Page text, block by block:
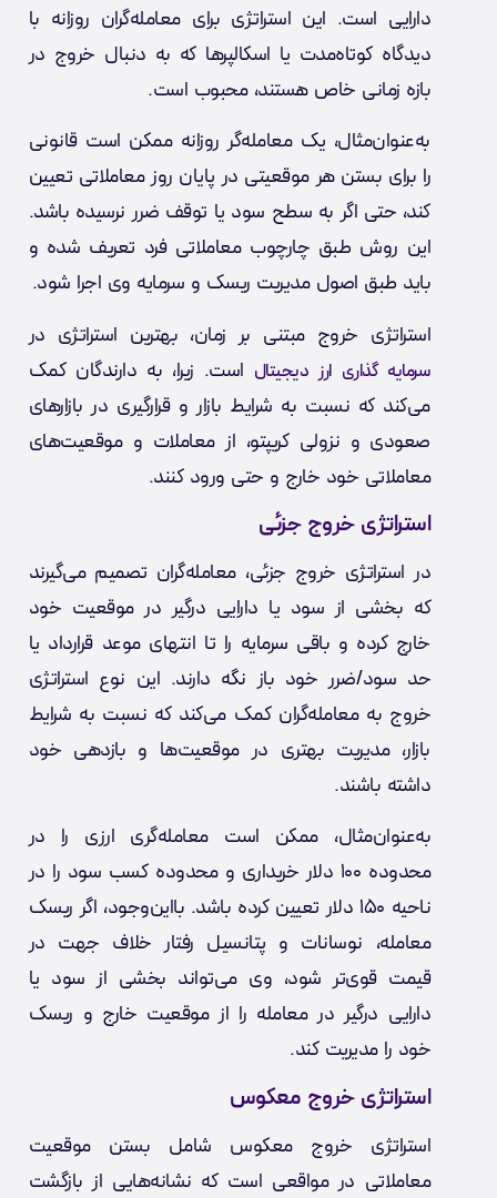
دارایی است. این استراتژی برای معامله‌گران روزانه با
دیدگاه کوتاه‌مدت یا اسکالپرها که به دنبال خروج در
بازه زمانی خاص هستند، محبوب است.
به‌عنوان‌مثال، یک معامله‌گر روزانه ممکن است قانونی
را برای بستن هر موقعیتی در پایان روز معاملاتی تعیین
کند، حتی اگر به سطح سود یا توقف ضرر نرسیده باشد.
این روش طبق چارچوب معاملاتی فرد تعریف شده و
باید طبق اصول مدیریت ریسک و سرمایه وی اجرا شود.
استراتژی خروج مبتنی بر زمان، بهترین استراتژی در
سرمایه گذاری ارز دیجیتال است. زیرا، به دارندگان کمک
می‌کند که نسبت به شرایط بازار و قرارگیری در بازارهای
صعودی و نزولی کریپتو، از معاملات و موقعیت‌های
معاملاتی خود خارج و حتی ورود کنند.
استراتژی خروج جزئی
در استراتژی خروج جزئی، معامله‌گران تصمیم می‌گیرند
که بخشی از سود یا دارایی درگیر در موقعیت خود
خارج کرده و باقی سرمایه را تا انتهای موعد قرارداد یا
حد سود/ضرر خود باز نگه دارند. این نوع استراتژی
خروج به معامله‌گران کمک می‌کند که نسبت به شرایط
بازار، مدیریت بهتری در موقعیت‌ها و بازدهی خود
داشته باشند.
به‌عنوان‌مثال، ممکن است معامله‌گری ارزی را در
محدوده ۱۰۰ دلار خریداری و محدوده کسب سود را در
ناحیه ۱۵۰ دلار تعیین کرده باشد. بااین‌وجود، اگر ریسک
معامله، نوسانات و پتانسیل رفتار خلاف جهت در
قیمت قوی‌تر شود، وی می‌تواند بخشی از سود یا
دارایی درگیر در معامله را از موقعیت خارج و ریسک
خود را مدیریت کند.
استراتژی خروج معکوس
استراتژی خروج معکوس شامل بستن موقعیت
معاملاتی در مواقعی است که نشانه‌هایی از بازگشت